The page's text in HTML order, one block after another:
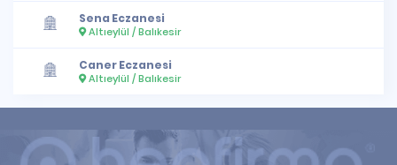
Sena Eczanesi
Altıeylül / Balıkesir
Caner Eczanesi
Altıeylül / Balıkesir